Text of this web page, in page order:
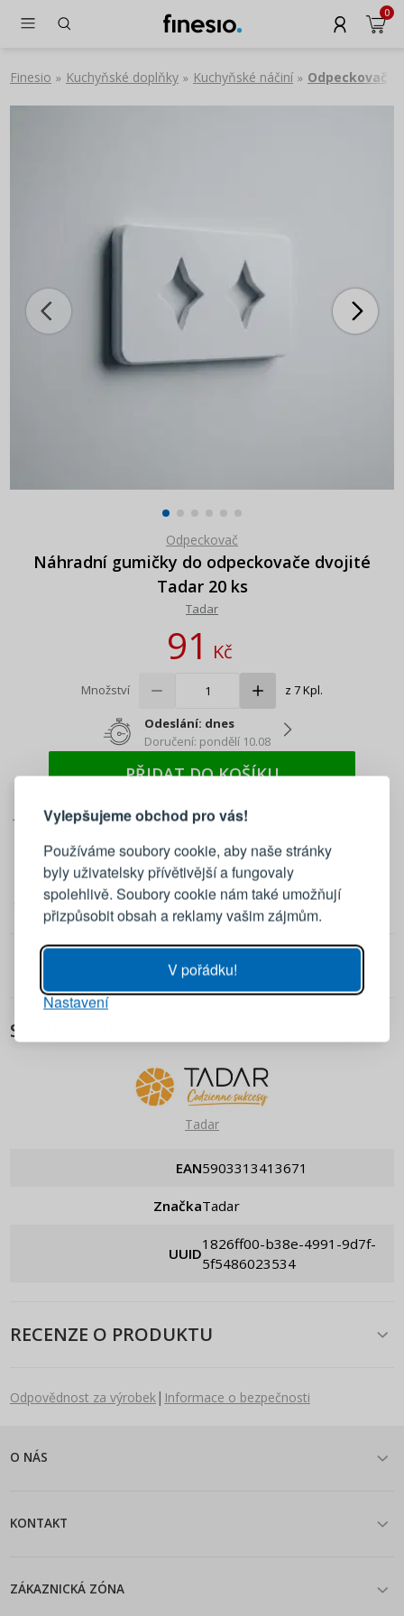
Vylepšujeme obchod pro vás!
Používáme soubory cookie, aby naše stránky
byly uživatelsky přívětivější a fungovaly
spolehlivě. Soubory cookie nám také umožňují
přizpůsobit obsah a reklamy vašim zájmům.
V pořádku!
Nastavení
0
Finesio » Kuchyňské doplňky » Kuchyňské náčiní » Odpeckovač
Odpeckovač
Náhradní gumičky do odpeckovače dvojité
Tadar 20 ks
Tadar
91Kč
Množství z 7 Kpl.
Odeslání: dnes
Doručení: pondělí 10.08
PŘIDAT DO KOŠÍKU
Cena doručení: od 109 Kč
Mnoho možností výběru!
30 dní na vrácení produktů
Bez udání důvodu!
2 roky záruka na výrobek
Žádné vyjímky!
0.0/ 5
SPECIFIKACE
Tadar
EAN 5903313413671
Značka Tadar
UUID
1826ff00-b38e-4991-9d7f-
5f5486023534
RECENZE O PRODUKTU
Odpovědnost za výrobek| Informace o bezpečnosti
O NÁS
KONTAKT
ZÁKAZNICKÁ ZÓNA
PŘIHLÁŠENÍ REGISTRACE
Přihlaste se ke svému účtu
Emailová adresa
PŘIHLÁSIT SE